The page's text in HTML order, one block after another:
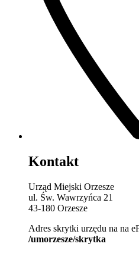
Kontakt
Urząd Miejski Orzesze
ul. Św. Wawrzyńca 21
43-180 Orzesze
Adres skrytki urzędu na na
/umorzesze/skrytka